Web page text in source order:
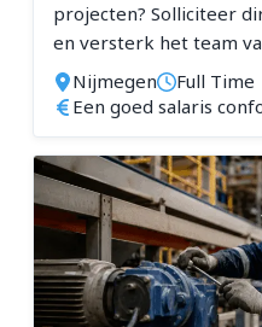
projecten? Solliciteer
en versterk het team
Nijmegen
Full Time
Een goed salaris